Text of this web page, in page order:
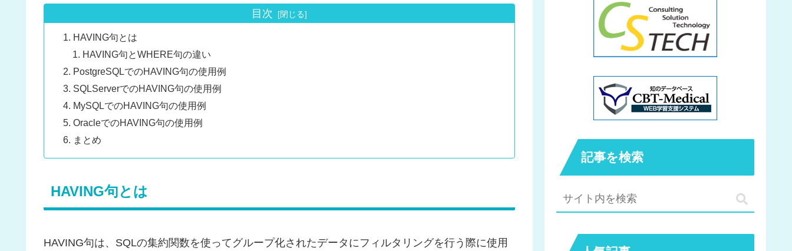
目次
HAVING句とは
HAVING句とWHERE句の違い
PostgreSQLでのHAVING句の使用例
SQLServerでのHAVING句の使用例
MySQLでのHAVING句の使用例
OracleでのHAVING句の使用例
まとめ
HAVING句とは
HAVING句は、SQLの集約関数を使ってグループ化されたデータにフィルタリングを行う際に使用
記事を検索